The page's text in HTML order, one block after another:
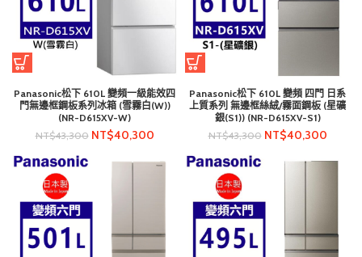
Panasonic松下 610L 變頻一級能效四
門無邊框鋼板系列冰箱 (雪霧白(W))
(NR-D615XV-W)
NT$43,300 NT$40,300
Panasonic松下 610L 變頻 四門 日系
上質系列 無邊框絲絨/霧面鋼板 (星礦
銀(S1)) (NR-D615XV-S1)
NT$43,300 NT$40,300